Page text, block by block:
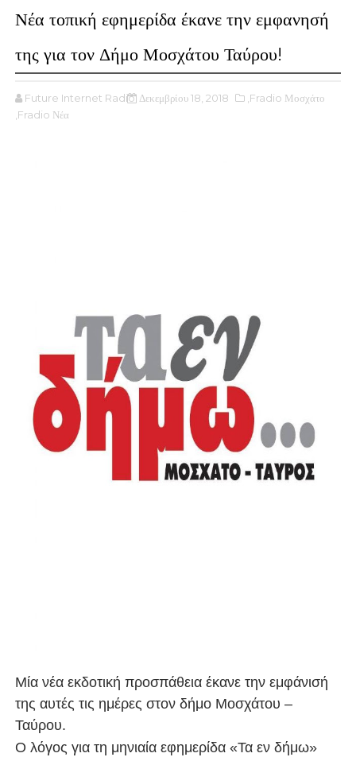
Νέα τοπική εφημερίδα έκανε την εμφανησή
της για τον Δήμο Μοσχάτου Ταύρου!
Future Internet Radio Δεκεμβρίου 18, 2018
,Fradio Μοσχάτο
,Fradio Νέα
Μία νέα εκδοτική προσπάθεια έκανε την εμφάνισή
της αυτές τις ημέρες στον δήμο Μοσχάτου –
Ταύρου.
Ο λόγος για τη μηνιαία εφημερίδα «Τα εν δήμω»